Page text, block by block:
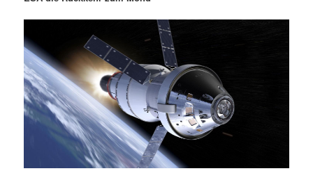
r
e
n
d
ä
r
n
a
v
i
g
a
t
i
o